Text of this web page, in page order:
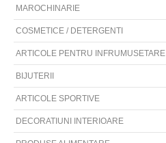
MAROCHINARIE
COSMETICE / DETERGENTI
ARTICOLE PENTRU INFRUMUSETARE
BIJUTERII
ARTICOLE SPORTIVE
DECORATIUNI INTERIOARE